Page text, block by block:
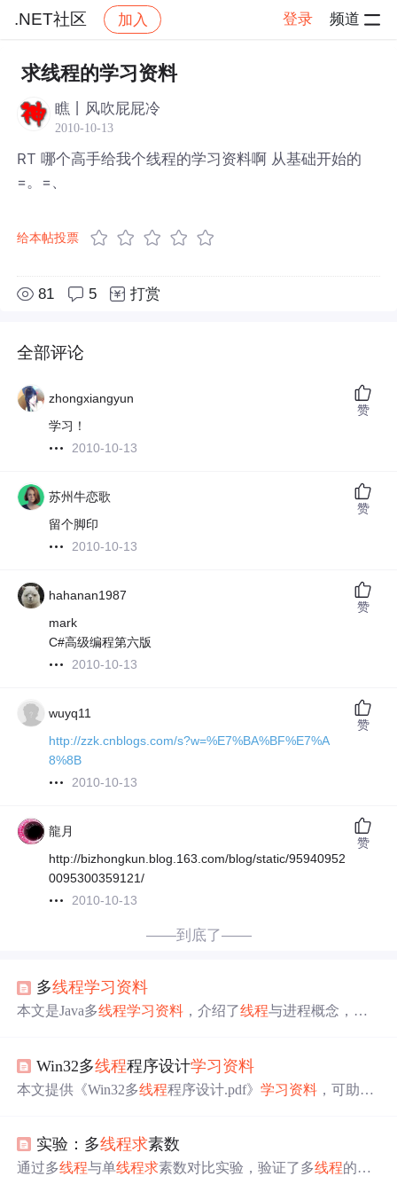
.NET社区 加入 登录 频道
社区 .NET社区 帖子详情
求线程的学习资料
瞧丨风吹屁屁冷
2010-10-13
RT 哪个高手给我个线程的学习资料啊 从基础开始的
=。=、
给本帖投票
81 5 打赏
全部评论
zhongxiangyun
学习！
2010-10-13
赞
苏州牛恋歌
留个脚印
2010-10-13
赞
hahanan1987
mark
C#高级编程第六版
2010-10-13
赞
wuyq11
http://zzk.cnblogs.com/s?w=%E7%BA%BF%E7%A
8%8B
2010-10-13
赞
龍月
http://bizhongkun.blog.163.com/blog/static/95940952
0095300359121/
2010-10-13
赞
——到底了——
多线程学习资料
本文是Java多线程学习资料 ，介绍了线程与进程概念，阐
等，以及线程同步、协作问题，最后提及
好处和相关API。
Win32多线程程序设计学习资料
本文提供《Win32多线程程序设计.pdf》学习资料 ，可助开
实，适合不同水平开发者，项目地址为https://gitcode.com/O
pen - source - documentation - tutorial/a191b。
实验：多线程求素数
通过多线程与单线程求素数对比实验，验证了多线程的高